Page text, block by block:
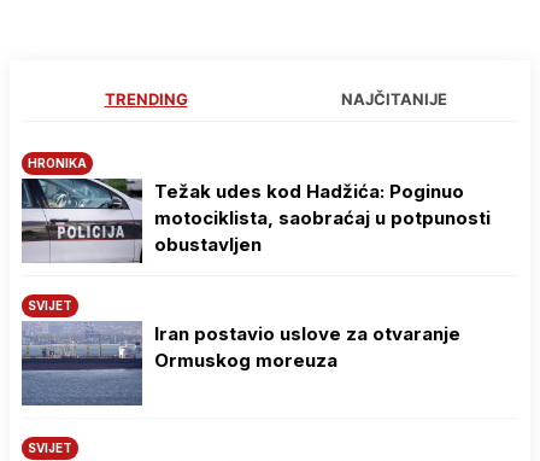
TRENDING NAJČITANIJE
HRONIKA
Težak udes kod Hadžića: Poginuo
motociklista, saobraćaj u potpunosti
obustavljen
SVIJET
Iran postavio uslove za otvaranje
Ormuskog moreuza
SVIJET